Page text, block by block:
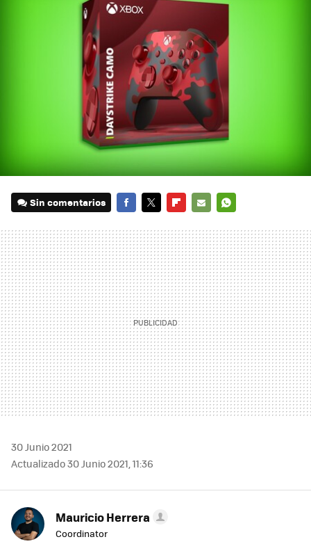
Sin comentarios
MAIL
30 Junio 2021
Actualizado 30 Junio 2021, 11:36
Mauricio Herrera
Coordinator